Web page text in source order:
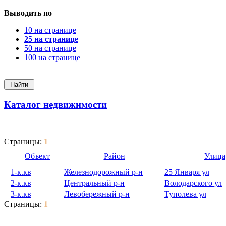
Выводить по
10 на странице
25 на странице
50 на странице
100 на странице
Каталог недвижимости
Страницы: 1
Объект
Район
Улица
1-к.кв
Железнодорожный р-н
25 Января ул
2-к.кв
Центральный р-н
Володарского ул
3-к.кв
Левобережный р-н
Туполева ул
Страницы: 1